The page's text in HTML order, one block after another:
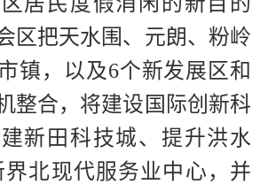
区把天水围、元朗、粉岭
镇，以及6个新发展区和
整合，将建设国际创新科
新田科技城、提升洪水
北现代服务业中心，并